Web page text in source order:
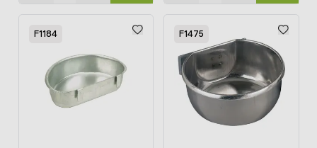
F1184 F1475